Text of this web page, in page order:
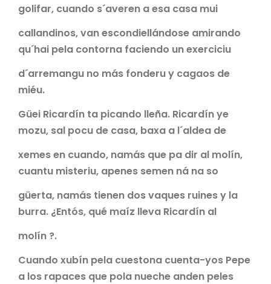
golifar, cuando s´averen a esa casa mui
callandinos, van escondiellándose amirando
qu´hai pela contorna faciendo un exerciciu
d´arremangu no más fonderu y cagaos de
miéu.
Güei Ricardín ta picando lleña. Ricardín ye
mozu, sal pocu de casa, baxa a l´aldea de
xemes en cuando, namás que pa dir al molín,
cuantu misteriu, apenes semen ná na so
güerta, namás tienen dos vaques ruines y la
burra. ¿Entós, qué maíz lleva Ricardín al
molín ?.
Cuando xubín pela cuestona cuenta-yos Pepe
a los rapaces que pola nueche anden peles